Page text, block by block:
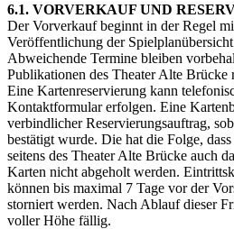
6.1. VORVERKAUF UND
Der Vorverkauf beginnt in der Regel
Veröffentlichung der
Abweichende Termine bleiben
Publikationen des Theater Alte
Eine Kartenreservierung kann
Kontaktformular erfolgen. Eine
verbindlicher Reservierungsauftrag,
bestätigt wurde. Die hat die Folge,
seitens des Theater Alte Brücke auch
Karten nicht abgeholt werden.
können bis maximal 7 Tage vor der
storniert werden. Nach Ablauf dieser
voller Höhe fällig.